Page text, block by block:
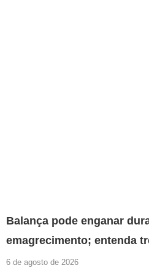
Balança pode enganar
emagrecimento; entenda
6 de agosto de 2026